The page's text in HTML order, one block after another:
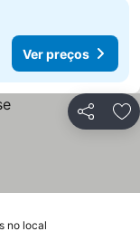
Ver preços
Partilhar
no local